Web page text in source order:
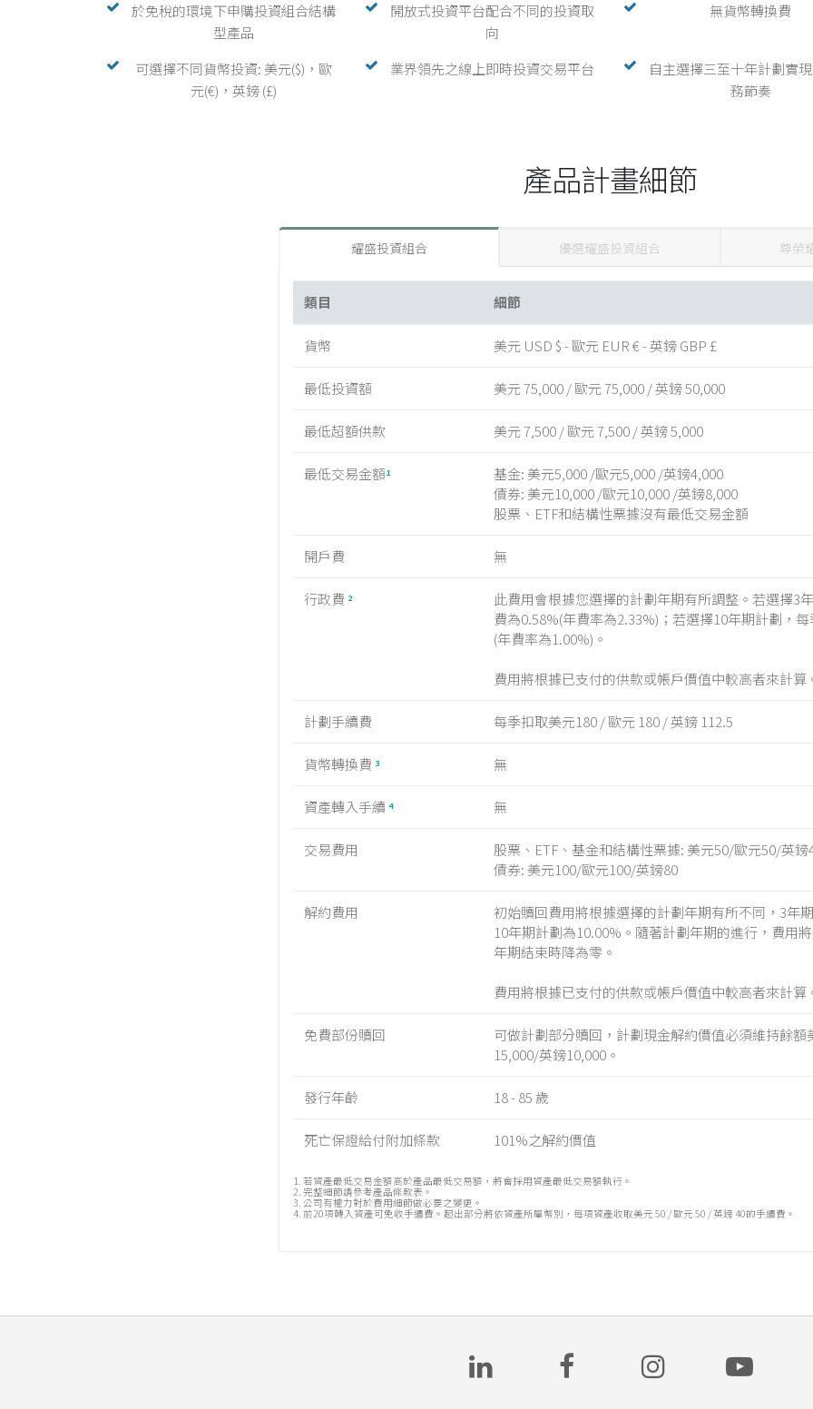
於免稅的環境下申購投資組合結構
型產品
開放式投資平台配合不同的投資取
向
無貨幣轉換費
可選擇不同貨幣投資: 美元($)，歐
元(€)，英鎊 (£)
業界領先之線上即時投資交易平台
自主選擇三至十年計劃實
務節奏
產品計畫細節
耀盛投資組合 優選耀盛投資組合 尊榮
類目 細節
貨幣 美元 USD $ - 歐元 EUR € - 英鎊 GBP £
最低投資額 美元 75,000 / 歐元 75,000 / 英鎊 50,000
最低超額供款 美元 7,500 / 歐元 7,500 / 英鎊 5,000
最低交易金額1
基金: 美元5,000 /歐元5,000 /英鎊4,000
債券: 美元10,000 /歐元10,000 /英鎊8,000
股票、ETF和結構性票據沒有最低交易金額
開戶費 無
行政費 2
此費用會根據您選擇的計劃年期有所調整。若選擇3
費為0.58%(年費率為2.33%)；若選擇10年期計劃，
(年費率為1.00%)。
費用將根據已支付的供款或帳戶價值中較高者來計算
計劃手續費 每季扣取美元180 / 歐元 180 / 英鎊 112.5
貨幣轉換費 3 無
資產轉入手續 4 無
交易費用
股票、ETF、基金和結構性票據: 美元50/歐元50/英鎊
債券: 美元100/歐元100/英鎊80
解約費用
初始贖回費用將根據選擇的計劃年期有所不同，3年
10年期計劃為10.00%。隨著計劃年期的進行，費用
年期結束時降為零。
費用將根據已支付的供款或帳戶價值中較高者來計算
免費部份贖回
可做計劃部分贖回，計劃現金解約價值必須維持餘額
15,000/英鎊10,000。
發行年齡 18 - 85 歲
死亡保證給付附加條款 101%之解約價值
1. 若資產最低交易金額高於產品最低交易額，將會採用資產最低交易額執行。
2. 完整細節請參考產品條款表。
3. 公司有權力對於費用細節做必要之變更。
4. 前20項轉入資產可免收手續費。超出部分將依資產所屬幣別，每項資產收取美元 50 / 歐元 50 / 英鎊 40的手續費。